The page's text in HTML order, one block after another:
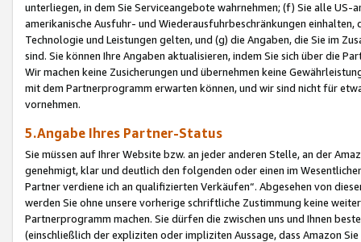
unterliegen, in dem Sie Serviceangebote wahrnehmen; (f) Sie alle
amerikanische Ausfuhr- und Wiederausfuhrbeschränkungen
Technologie und Leistungen gelten, und (g) die Angaben, die Sie im
sind. Sie können Ihre Angaben aktualisieren, indem Sie sich über die
Wir machen keine Zusicherungen und übernehmen keine
mit dem Partnerprogramm erwarten können, und wir sind nicht für
vornehmen.
5.Angabe Ihres Partner-Status
Sie müssen auf Ihrer Website bzw. an jeder anderen Stelle, an der
genehmigt, klar und deutlich den folgenden oder einen im
Partner verdiene ich an qualifizierten Verkäufen“. Abgesehen von
werden Sie ohne unsere vorherige schriftliche Zustimmung keine
Partnerprogramm machen. Sie dürfen die zwischen uns und Ihnen
(einschließlich der expliziten oder impliziten Aussage, dass Amazon